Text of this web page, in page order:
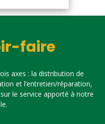
faire
axes : la distribution de
et l’entretien/réparation,
le service apporté à notre